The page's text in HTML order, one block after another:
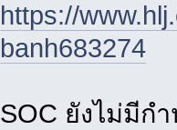
https://
banh683274
SOC ยังไม่มีก